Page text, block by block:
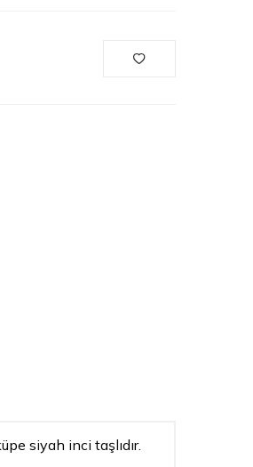
siyah inci taşlıdır.